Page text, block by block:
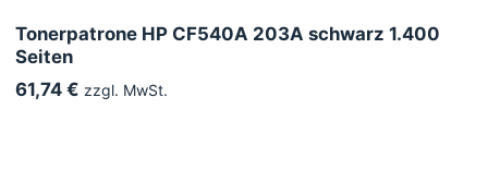
Tonerpatrone HP CF540A 203A schwarz 1.400
Seiten
61,74 € zzgl. MwSt.